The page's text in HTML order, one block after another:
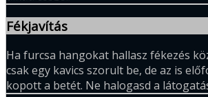
Fékjavítás
Ha furcsa hangokat hallasz fékezés
csak egy kavics szorult be, de az is
kopott a betét. Ne halogasd a